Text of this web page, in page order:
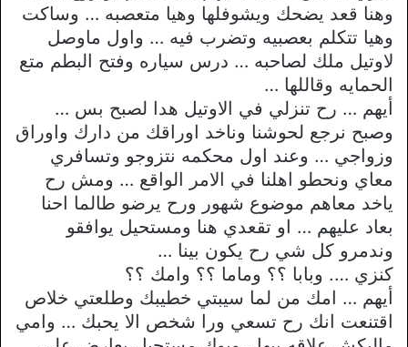
وهنا قعد يضحك ويشوفلها وهيا متعصبه … وساكت
وهيا تتكلم بعصبيه وتضرب فيه … واول ماوصل
لاوتيل ملك لصاحبه … درس سياره وفتح البطم متع
الحمايه وقاللها …
أيهم … رح تنزلي في الاوتيل هدا لصبح بس …
وصبح نرجع لحوشنا وناخد اوراقك من دارك واوراق
وزواجي … وعند اول محكمه نتزوجو وتسافري
معاي ونحطو اهلنا في الامر الواقع … ومش رح
ياخد معاهم موضوع شهور ورح يرضو طالما احنا
بعاد عليهم … او تقعدي هنا ومستحيل يوافقو
وندمرو كل شي رح يكون بينا …
كنزي …. وبابا ؟؟ وماما ؟؟ وامك ؟؟
أيهم … امك من لما سيبتي خطيبك وطلعتي خلاص
اقتنعت انك رح تسعي ورا شخص الا يحبك … وامي